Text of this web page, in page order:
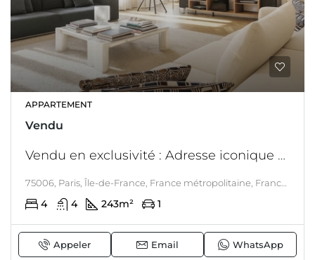
APPARTEMENT
Vendu
Vendu en exclusivité : Adresse iconique pour appartement fantastique de 242 M2 avec vue panoramique sur les jardins du Luxembourg
4 4 243m² 1
Appeler Email WhatsApp